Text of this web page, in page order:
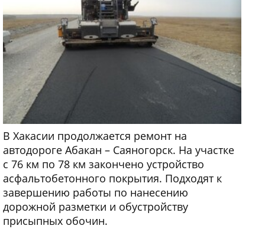
В Хакасии продолжается ремонт на
автодороге Абакан – Саяногорск. На участке
с 76 км по 78 км закончено устройство
асфальтобетонного покрытия. Подходят к
завершению работы по нанесению
дорожной разметки и обустройству
присыпных обочин.